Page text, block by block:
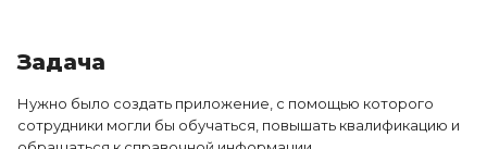
Задача
Нужно было создать приложение, с помощью которого
сотрудники могли бы обучаться, повышать квалификацию и